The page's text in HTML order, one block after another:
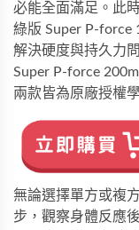
必能全面滿足。此
綠版 Super P-force
解決硬度與持久力
Super P-force
兩款皆為原廠授權
無論選擇單方或複
步，觀察身體反應